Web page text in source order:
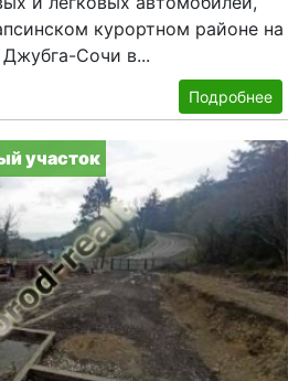
курортном районе на
Сочи в...
Подробнее
участок